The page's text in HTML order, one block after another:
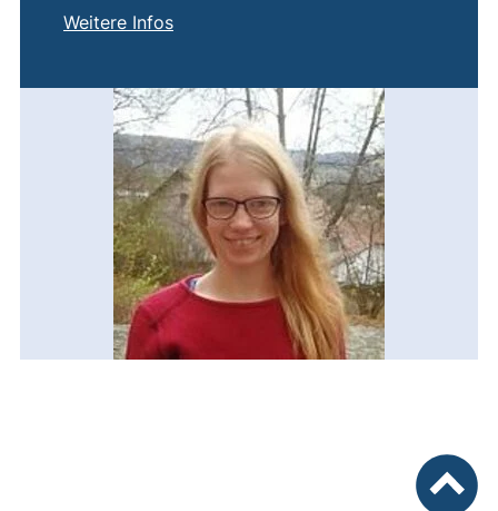
Weitere Infosvon
M.A. Lena-Marie Franke